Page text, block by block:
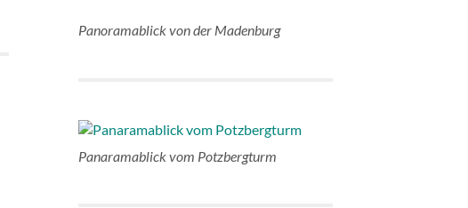
Panoramablick von der Madenburg
Panaramablick vom Potzbergturm